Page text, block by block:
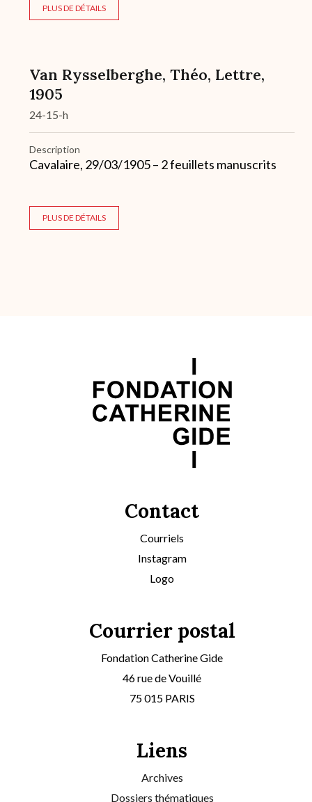
PLUS DE DÉTAILS
Van Rysselberghe, Théo, Lettre,
1905
24-15-h
Description
Cavalaire, 29/03/1905 – 2 feuillets manuscrits
PLUS DE DÉTAILS
Contact
Courriels
Instagram
Logo
Courrier postal
Fondation Catherine Gide
46 rue de Vouillé
75 015 PARIS
Liens
Archives
Dossiers thématiques